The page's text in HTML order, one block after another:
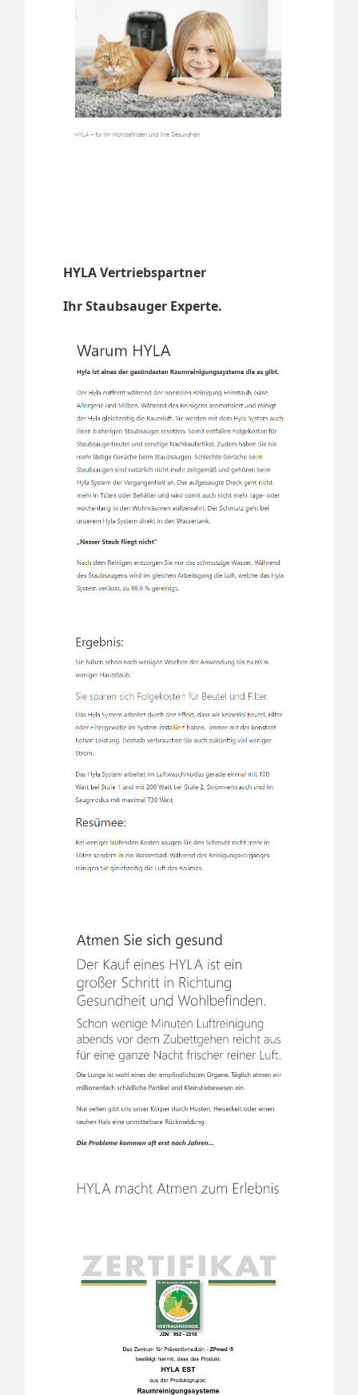
HYLA Vertriebspartner
Ihr Staubsauger Experte.